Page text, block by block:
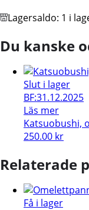
Lagersaldo: 1 i
Du kanske
Slut i lager
BF:31.12.2025
Läs mer
Katsuobushi,
250.00 kr
Relaterade
Få i lager